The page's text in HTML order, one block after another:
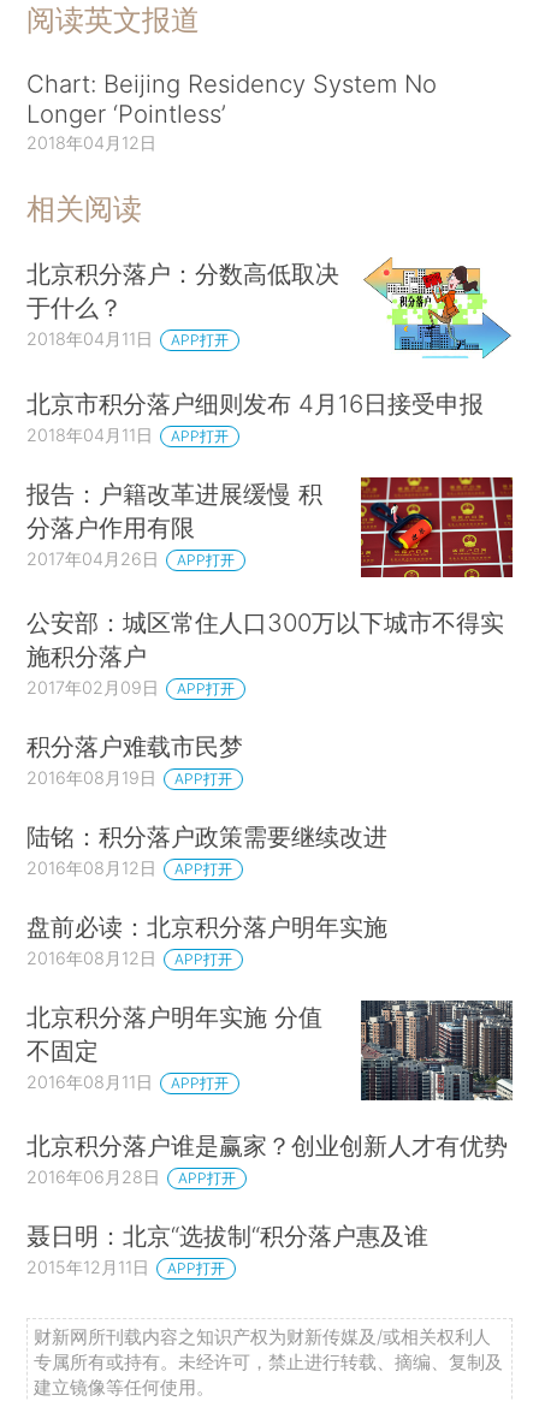
阅读英文报道
Chart: Beijing Residency System No
Longer ‘Pointless’
2018年04月12日
相关阅读
北京积分落户：分数高低取决
于什么？
2018年04月11日 APP打开
北京市积分落户细则发布 4月16日接受申报
2018年04月11日 APP打开
报告：户籍改革进展缓慢 积
分落户作用有限
2017年04月26日 APP打开
公安部：城区常住人口300万以下城市不得实
施积分落户
2017年02月09日 APP打开
积分落户难载市民梦
2016年08月19日 APP打开
陆铭：积分落户政策需要继续改进
2016年08月12日 APP打开
盘前必读：北京积分落户明年实施
2016年08月12日 APP打开
北京积分落户明年实施 分值
不固定
2016年08月11日 APP打开
北京积分落户谁是赢家？创业创新人才有优势
2016年06月28日 APP打开
聂日明：北京“选拔制“积分落户惠及谁
2015年12月11日 APP打开
财新网所刊载内容之知识产权为财新传媒及/或相关权利人
专属所有或持有。未经许可，禁止进行转载、摘编、复制及
建立镜像等任何使用。